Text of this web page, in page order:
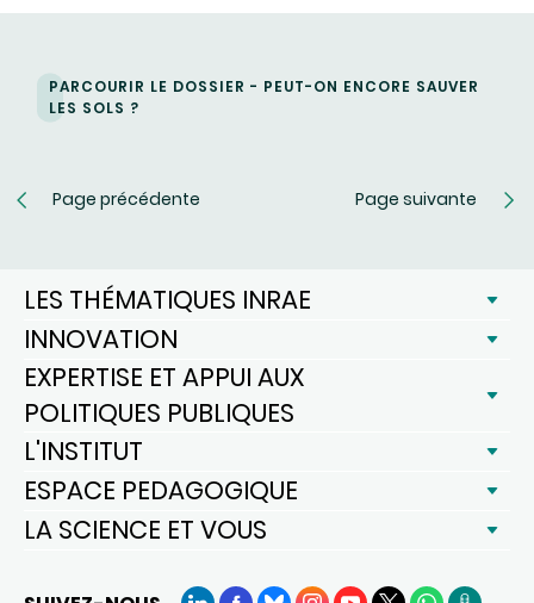
PARCOURIR LE DOSSIER - PEUT-ON ENCORE SAUVER
LES SOLS ?
Page précédente Page suivante
LES THÉMATIQUES INRAE
INNOVATION
EXPERTISE ET APPUI AUX
POLITIQUES PUBLIQUES
L'INSTITUT
ESPACE PEDAGOGIQUE
LA SCIENCE ET VOUS